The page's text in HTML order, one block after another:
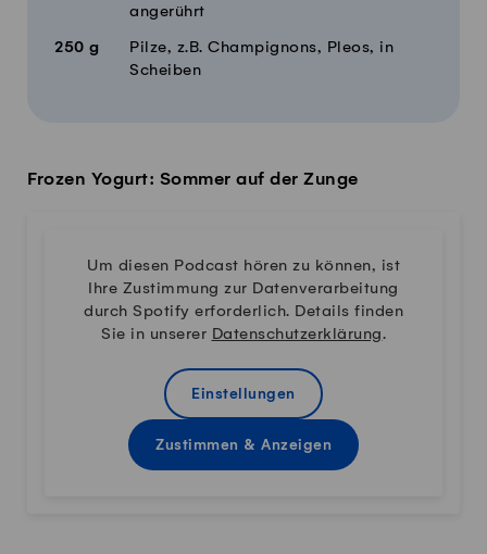
angerührt
250 g
Pilze, z.B. Champignons, Pleos, in
Scheiben
Frozen Yogurt: Sommer auf der Zunge
Um diesen Podcast hören zu können, ist
Ihre Zustimmung zur Datenverarbeitung
durch Spotify erforderlich. Details finden
Sie in unserer Datenschutzerklärung.
Einstellungen
Zustimmen & Anzeigen